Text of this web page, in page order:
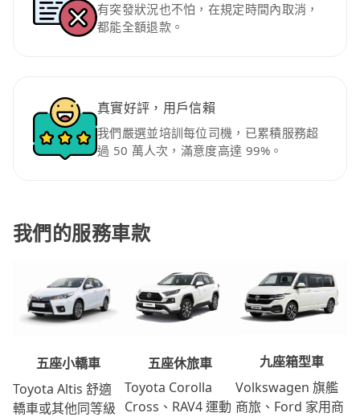
有突發狀況也不怕，在規定時間內取消，
都能全額退款。
真實好評，用戶信賴
我們嚴選並培訓每位司機，已累積服務超
過 50 萬人次，滿意度高達 99%。
我們的服務車款
五座小轎車
Toyota Altis 舒適
轎車或其他同等級
五座休旅車
Toyota Corolla
Cross、RAV4 運動
九座箱型車
Volkswagen 旗艦
商旅、Ford 家用商